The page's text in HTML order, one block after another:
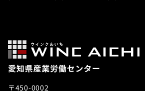
〒450-0002